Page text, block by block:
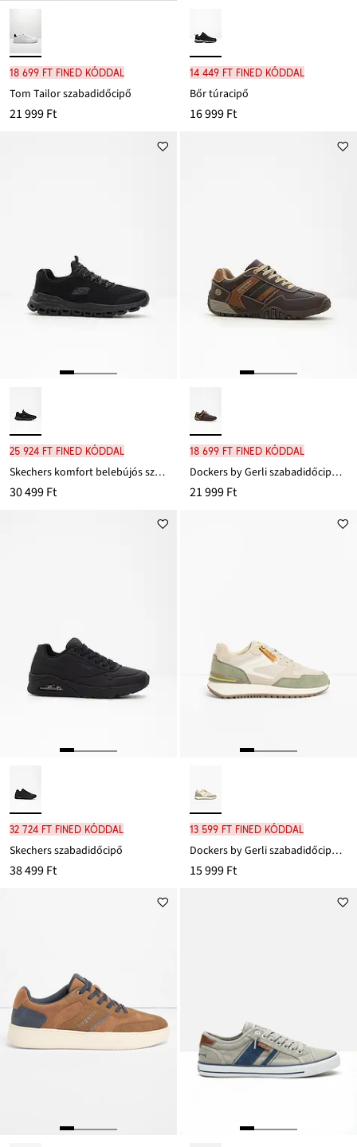
18 699 Ft FINED kóddal
Tom Tailor szabadidőcipő
21 999 Ft
14 449 Ft FINED kóddal
Bőr túracipő
16 999 Ft
25 924 Ft FINED kóddal
Skechers komfort belebújós szabadidőcipő memória habbal
30 499 Ft
18 699 Ft FINED kóddal
Dockers by Gerli szabadidőcipő profilozott járótalppal
21 999 Ft
32 724 Ft FINED kóddal
Skechers szabadidőcipő
38 499 Ft
13 599 Ft FINED kóddal
Dockers by Gerli szabadidőcipő necc betétekkel
15 999 Ft